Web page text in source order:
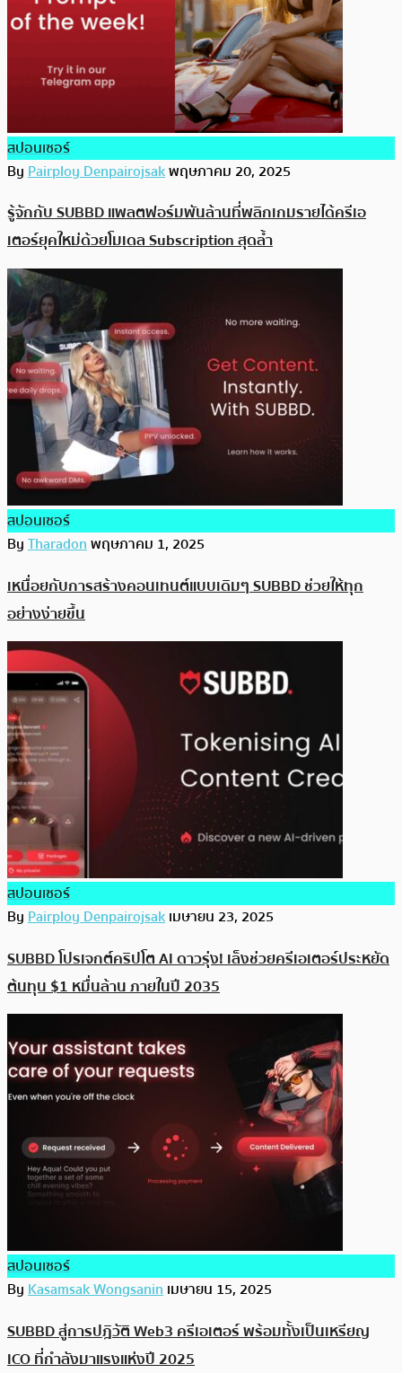
สปอนเซอร์
ByPairploy Denpairojsakพฤษภาคม 20, 2025
รู้จักกับ SUBBD แพลตฟอร์มพันล้านที่พลิกเกมรายได้ครีเอ
เตอร์ยุคใหม่ด้วยโมเดล Subscription สุดล้ำ
สปอนเซอร์
ByTharadonพฤษภาคม 1, 2025
เหนื่อยกับการสร้างคอนเทนต์แบบเดิมๆ SUBBD ช่วยให้ทุก
อย่างง่ายขึ้น
สปอนเซอร์
ByPairploy Denpairojsakเมษายน 23, 2025
SUBBD โปรเจกต์คริปโต AI ดาวรุ่ง! เล็งช่วยครีเอเตอร์ประหยัด
ต้นทุน $1 หมื่นล้าน ภายในปี 2035
สปอนเซอร์
ByKasamsak Wongsaninเมษายน 15, 2025
SUBBD สู่การปฎิวัติ Web3 ครีเอเตอร์ พร้อมทั้งเป็นเหรียญ
ICO ที่กำลังมาแรงแห่งปี 2025